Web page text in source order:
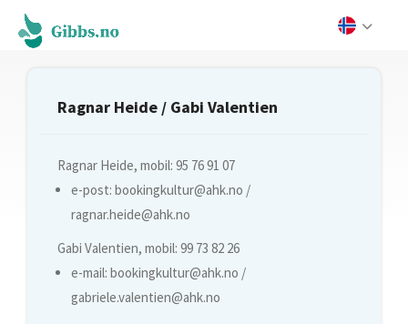
Ragnar Heide / Gabi Valentien
Ragnar Heide, mobil: 95 76 91 07
e-post: bookingkultur@ahk.no /
ragnar.heide@ahk.no
Gabi Valentien, mobil: 99 73 82 26
e-mail: bookingkultur@ahk.no /
gabriele.valentien@ahk.no